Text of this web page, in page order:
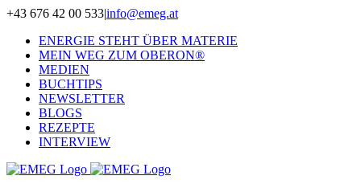
Zum
springen
+43 676 42 00 533|info@emeg.at
ENERGIE STEHT ÜBER MATERIE
MEIN WEG ZUM OBERON®
MEDIEN
BUCHTIPS
NEWSLETTER
BLOGS
REZEPTE
INTERVIEW